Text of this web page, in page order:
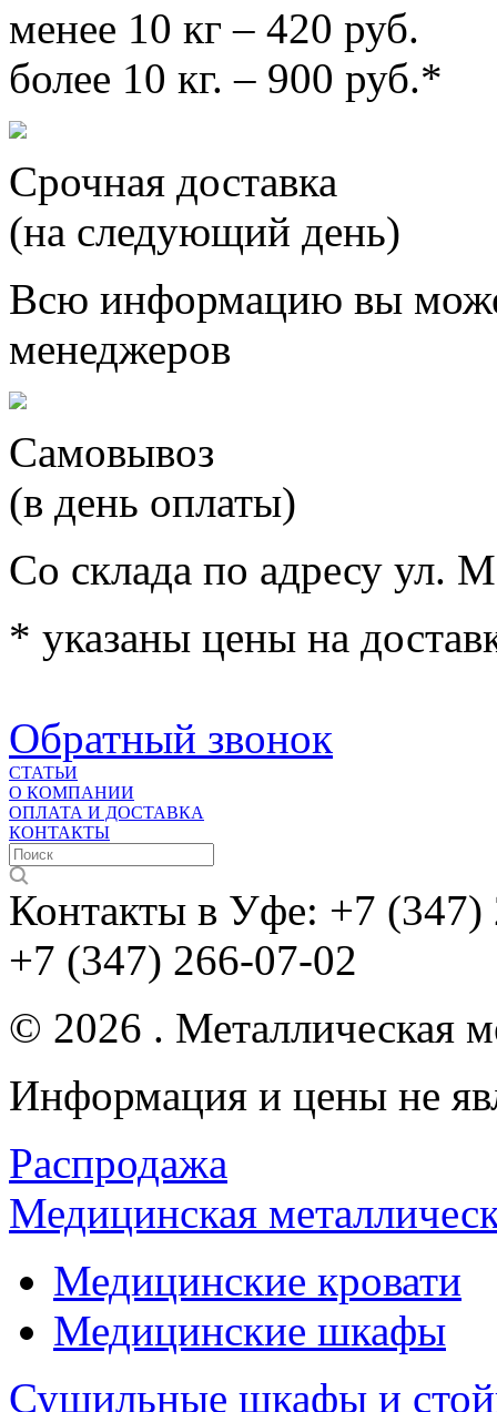
менее 10 кг – 420 руб.
более 10 кг. – 900 руб.*
Срочная доставка
(на следующий день)
Всю информацию вы
менеджеров
Самовывоз
(в день оплаты)
Со склада по адресу ул.
* указаны цены на
Обратный звонок
СТАТЬИ
О КОМПАНИИ
ОПЛАТА И ДОСТАВКА
КОНТАКТЫ
Контакты в Уфе: +7 (347)
+7 (347) 266-07-02
© 2026 . Металлическая
Информация и цены не
Распродажа
Медицинская
Медицинские кровати
Медицинские шкафы
Сушильные шкафы и